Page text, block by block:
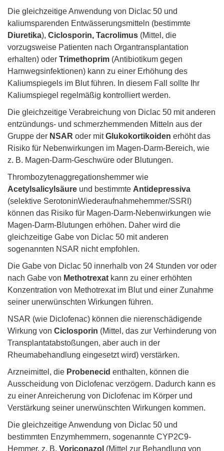
Die gleichzeitige Anwendung von Diclac 50 und
kaliumsparenden Entwässerungsmitteln (bestimmte
Diuretika), Ciclosporin, Tacrolimus (Mittel, die
vorzugsweise Patienten nach Organtransplantation
erhalten) oder Trimethoprim (Antibiotikum gegen
Harnwegsinfektionen) kann zu einer Erhöhung des
Kaliumspiegels im Blut führen. In diesem Fall sollte Ihr
Kaliumspiegel regelmäßig kontrolliert werden.
Die gleichzeitige Verabreichung von Diclac 50 mit anderen
entzündungs- und schmerzhemmenden Mitteln aus der
Gruppe der NSAR oder mitGlukokortikoiden erhöht das
Risiko für Nebenwirkungen im Magen-Darm-Bereich, wie
z. B. Magen-Darm-Geschwüre oder Blutungen.
Thrombozytenaggregationshemmer wie
Acetylsalicylsäure und bestimmte Antidepressiva
(selektive SerotoninWiederaufnahmehemmer/SSRI)
können das Risiko für Magen-Darm-Nebenwirkungen wie
Magen-Darm-Blutungen erhöhen. Daher wird die
gleichzeitige Gabe von Diclac 50 mit anderen
sogenannten NSAR nicht empfohlen.
Die Gabe von Diclac 50 innerhalb von 24 Stunden vor oder
nach Gabe von Methotrexat kann zu einer erhöhten
Konzentration von Methotrexat im Blut und einer Zunahme
seiner unerwünschten Wirkungen führen.
NSAR (wie Diclofenac) können die nierenschädigende
Wirkung von Ciclosporin (Mittel, das zur Verhinderung von
Transplantatabstoßungen, aber auch in der
Rheumabehandlung eingesetzt wird) verstärken.
Arzneimittel, die Probenecid enthalten, können die
Ausscheidung von Diclofenac verzögern. Dadurch kann es
zu einer Anreicherung von Diclofenac im Körper und
Verstärkung seiner unerwünschten Wirkungen kommen.
Die gleichzeitige Anwendung von Diclac 50 und
bestimmten Enzymhemmern, sogenannte CYP2C9-
Hemmer, z. B. Voriconazol (Mittel zur Behandlung von